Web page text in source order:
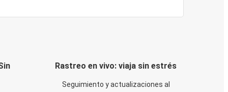
Rastreo en vivo: viaja sin estrés
Seguimiento y actualizaciones al